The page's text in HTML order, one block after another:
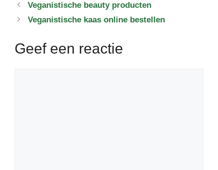
Veganistische beauty producten
Veganistische kaas online bestellen
Geef een reactie